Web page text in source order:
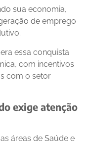
sua economia,
de emprego
essa conquista
com incentivos
com o setor
exige atenção
áreas de Saúde e